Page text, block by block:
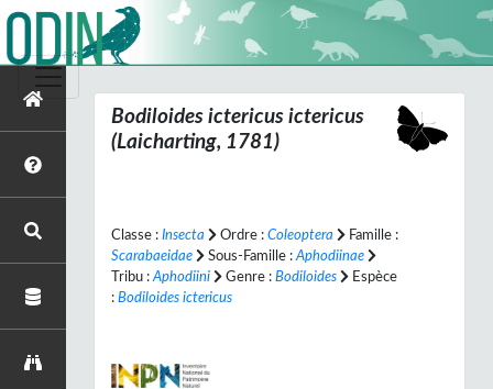
Bodiloides ictericus ictericus
(Laicharting, 1781)
Classe : Insecta Ordre : Coleoptera
Famille :
Scarabaeidae
Sous-Famille : Aphodiinae
Tribu : Aphodiini Genre : Bodiloides
Espèce
: Bodiloides ictericus